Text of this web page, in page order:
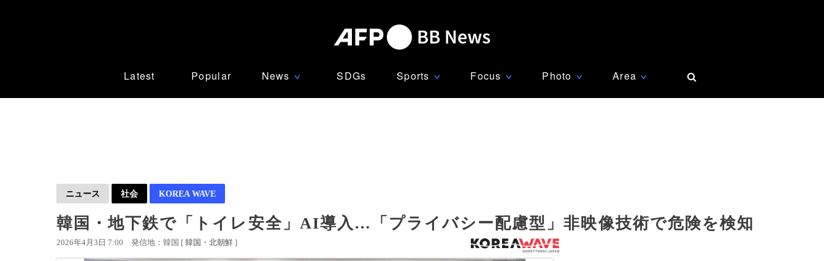
Latest Popular News ∨ SDGs Sports ∨ Focus ∨ Photo ∨ Area ∨
ニュース 社会 KOREA WAVE
韓国・地下鉄で「トイレ安全」AI導入…「プライバシー配慮型」非映像技術で危険を検知
2026年4月3日 7:00 発信地：韓国 [ 韓国・北朝鮮 ]